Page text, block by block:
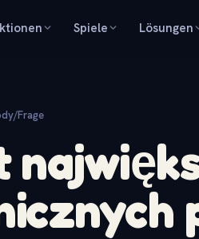
Spiele Lösungen
/Frage